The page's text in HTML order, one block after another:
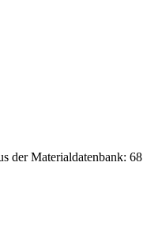
der Materialdatenbank: 68